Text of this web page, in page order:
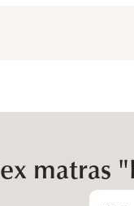
matras